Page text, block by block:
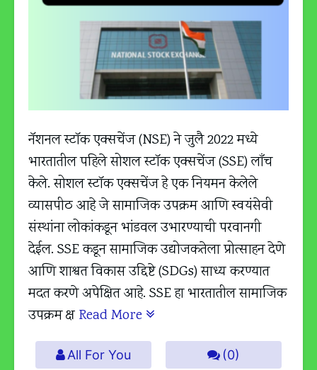
नॅशनल स्टॉक एक्सचेंज (NSE) ने जुलै 2022 मध्ये
भारतातील पहिले सोशल स्टॉक एक्सचेंज (SSE) लाँच
केले. सोशल स्टॉक एक्सचेंज हे एक नियमन केलेले
व्यासपीठ आहे जे सामाजिक उपक्रम आणि स्वयंसेवी
संस्थांना लोकांकडून भांडवल उभारण्याची परवानगी
देईल. SSE कडून सामाजिक उद्योजकतेला प्रोत्साहन देणे
आणि शाश्वत विकास उद्दिष्टे (SDGs) साध्य करण्यात
मदत करणे अपेक्षित आहे. SSE हा भारतातील सामाजिक
उपक्रम क्ष Read More
All For You (0)